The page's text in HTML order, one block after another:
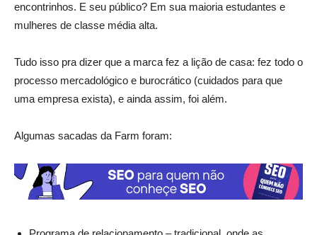
encontrinhos. E seu público? Em sua maioria estudantes e
mulheres de classe média alta.
Tudo isso pra dizer que a marca fez a lição de casa: fez todo o
processo mercadológico e burocrático (cuidados para que
uma empresa exista), e ainda assim, foi além.
Algumas sacadas da Farm foram: